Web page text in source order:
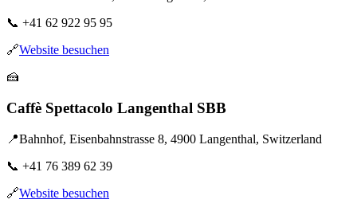
📞 +41 62 922 95 95
🔗Website besuchen
🍰
Caffè Spettacolo Langenthal SBB
📍Bahnhof, Eisenbahnstrasse 8, 4900 Langenthal, Switzerland
📞 +41 76 389 62 39
🔗Website besuchen